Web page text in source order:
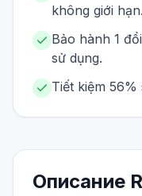
không giới hạn.
Bảo hành 1
sử dụng.
Tiết kiệm
Описание